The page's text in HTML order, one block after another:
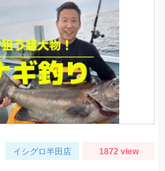
イシグロ半田店 1872 view